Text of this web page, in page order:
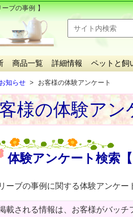
ーブの事例 】
商品一覧 詳細情報 ペットと飼
お知らせ お客様の体験アンケート
様の体験アン
体験アンケート検索
ーブの事例に関する体験アンケー
載される情報は、お客様がバッ